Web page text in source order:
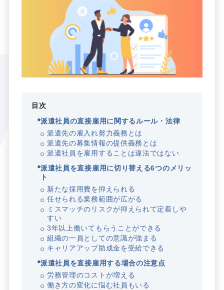
目次
派遣社員の直接雇用に関するルール・法律
派遣先の雇入れ努力義務とは
派遣先の募集情報の提供義務とは
派遣社員を雇用することは違法ではない
派遣社員を直接雇用に切り替える6つのメリッ
ト
新たな採用費を抑えられる
任せられる業務範囲が広がる
ミスマッチのリスクが抑えられて定着しや
すい
3年以上働いてもらうことができる
組織の一員としての意識が強まる
キャリアアップ助成金を受給できる
派遣社員を直接雇用する場合の注意点
労務管理のコストが増える
働き方の変化に悩む社員もいる